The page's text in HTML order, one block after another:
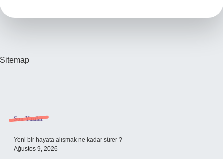
Sitemap
Sidebar
Son Yazılar
Yeni bir hayata alışmak ne kadar sürer ?
Ağustos 9, 2026